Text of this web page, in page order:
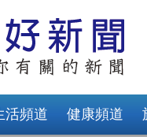
活頻道 健康頻道